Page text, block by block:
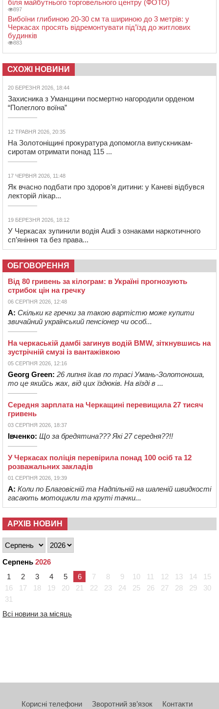
біля майбутнього торговельного центру (ФОТО)
897
Вибоїни глибиною 20-30 см та шириною до 3 метрів: у
Черкасах просять відремонтувати під’їзд до житлових
будинків
883
СХОЖІ НОВИНИ
20 БЕРЕЗНЯ 2026, 18:44
Захисника з Уманщини посмертно нагородили орденом
“Полеглого воїна”
12 ТРАВНЯ 2026, 20:35
На Золотоніщині прокуратура допомогла випускникам-
сиротам отримати понад 115 ...
17 ЧЕРВНЯ 2026, 11:48
Як вчасно подбати про здоров’я дитини: у Каневі відбувся
лекторій лікар...
19 БЕРЕЗНЯ 2026, 18:12
У Черкасах зупинили водія Audi з ознаками наркотичного
сп’яніння та без права...
ОБГОВОРЕННЯ
Від 80 гривень за кілограм: в Україні прогнозують
стрибок цін на гречку
06 СЕРПНЯ 2026, 12:48
А: Скільки кг гречки за такою вартістю може купити
звичайний український пенсіонер чи особ...
На черкаській дамбі загинув водій BMW, зіткнувшись на
зустрічній смузі із вантажівкою
05 СЕРПНЯ 2026, 12:16
Georg Green: 26 липня їхав по трасі Умань-Золотоноша,
то це якийсь жах, від цих їздюків. На вїзді в ...
Середня зарплата на Черкащині перевищила 27 тисяч
гривень
03 СЕРПНЯ 2026, 18:37
Івченко: Що за бредятина??? Які 27 середня??!!
У Черкасах поліція перевірила понад 100 осіб та 12
розважальних закладів
01 СЕРПНЯ 2026, 19:39
А: Коли по Благовісній та Надпільній на шаленій швидкості
гасають мотоцикли та круті тачки...
АРХІВ НОВИН
Серпень 2026
1
2 3 4 5 6 7 8 9 10 11 12 13 14
15
16
17 18 19 20 21 22 23 24 25 26 27 28 29
30
31
Всі новини за місяць
Корисні телефони Зворотний зв’язок Контакти